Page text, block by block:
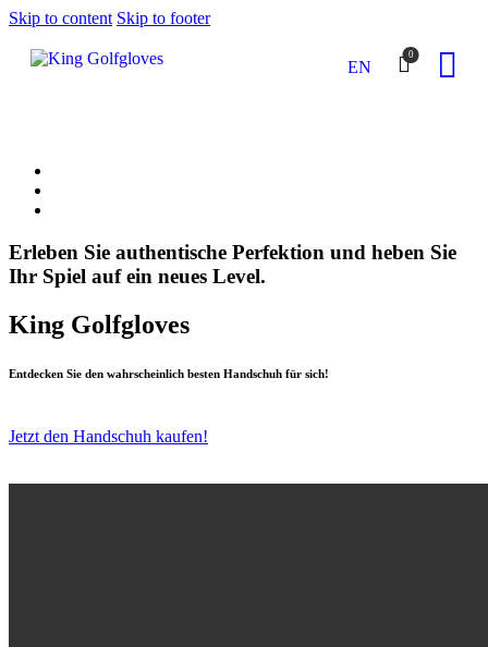
Skip to content Skip to footer
EN
0
Erleben Sie authentische Perfektion und heben Sie
Ihr Spiel auf ein neues Level.
King Golfgloves
Entdecken Sie den wahrscheinlich besten Handschuh für sich!
Jetzt den Handschuh kaufen!